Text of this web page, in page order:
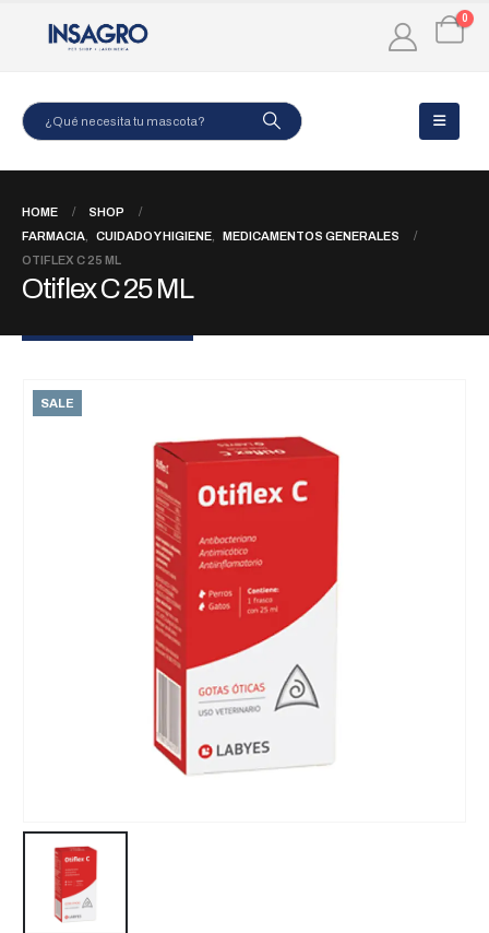
0
HOME
SHOP
FARMACIA
CUIDADO Y HIGIENE
MEDICAMENTOS GENERALES
OTIFLEX C 25 ML
Otiflex C 25 ML
SALE